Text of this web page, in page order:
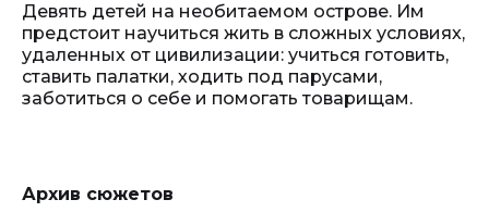
Девять детей на необитаемом острове. Им
предстоит научиться жить в сложных условиях,
удаленных от цивилизации: учиться готовить,
ставить палатки, ходить под парусами,
заботиться о себе и помогать товарищам.
Архив сюжетов